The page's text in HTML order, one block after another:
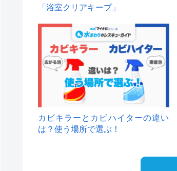
「浴室クリアキープ」
カビキラーとカビハイターの違い
は？使う場所で選ぶ！